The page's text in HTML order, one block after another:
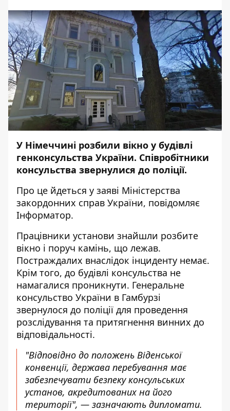
У Німеччині розбили вікно у будівлі
генконсульства України. Співробітники
консульства звернулися до поліції.
Про це йдеться у заяві Міністерства
закордонних справ України, повідомляє
Інформатор.
Працівники установи знайшли розбите
вікно і поруч камінь, що лежав.
Постраждалих внаслідок інциденту немає.
Крім того, до будівлі консульства не
намагалися проникнути. Генеральне
консульство України в Гамбурзі
звернулося до поліції для проведення
розслідування та притягнення винних до
відповідальності.
"Відповідно до положень Віденської
конвенції, держава перебування має
забезпечувати безпеку консульських
установ, акредитованих на його
території", — зазначають дипломати.